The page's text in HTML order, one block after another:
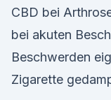
CBD bei
bei akuten
Beschwerden
Zigarette